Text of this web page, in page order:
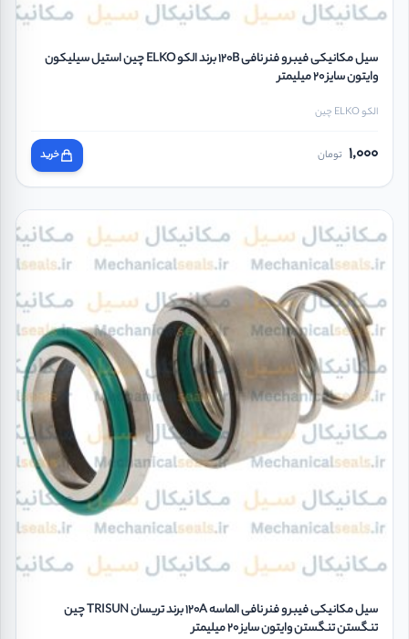
سیل مکانیکی فیبر و فنر نافی 120B برند الکو ELKO چین استیل سیلیکون
وایتون سایز 20 میلیمتر
الکو ELKO چین
1,000 تومان خرید
سیل مکانیکی فیبر و فنر نافی الماسه 120A برند تریسان TRISUN چین
تنگستن تنگستن وایتون سایز 20 میلیمتر